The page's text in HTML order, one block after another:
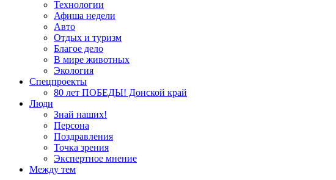
Технологии
Афиша недели
Авто
Отдых и туризм
Благое дело
В мире животных
Экология
Спецпроекты
80 лет ПОБЕДЫ! Донской край
Люди
Знай наших!
Персона
Поздравления
Точка зрения
Экспертное мнение
Между тем